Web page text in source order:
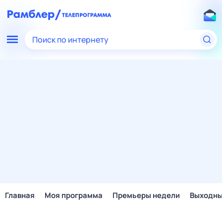
Поиск по интернету
Главная Моя программа Премьеры недели